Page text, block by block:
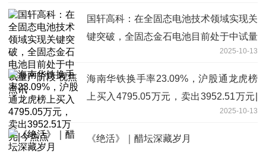
国轩高科：在全固态电池技术领域实现关
键突破，全固态金石电池目前处于中试量
2025-10-13
海南华铁换手率23.09%，沪股通龙虎榜
上买入4795.05万元，卖出3952.51万元|
2025-10-13
《绝活》｜醋坛深藏岁月